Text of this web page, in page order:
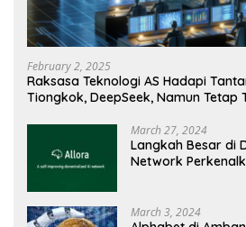
February 2, 2025
Raksasa Teknologi AS Hadapi
Tiongkok, DeepSeek, Namun Tetap
March 27, 2024
Langkah Besar di
Network
March 3, 2024